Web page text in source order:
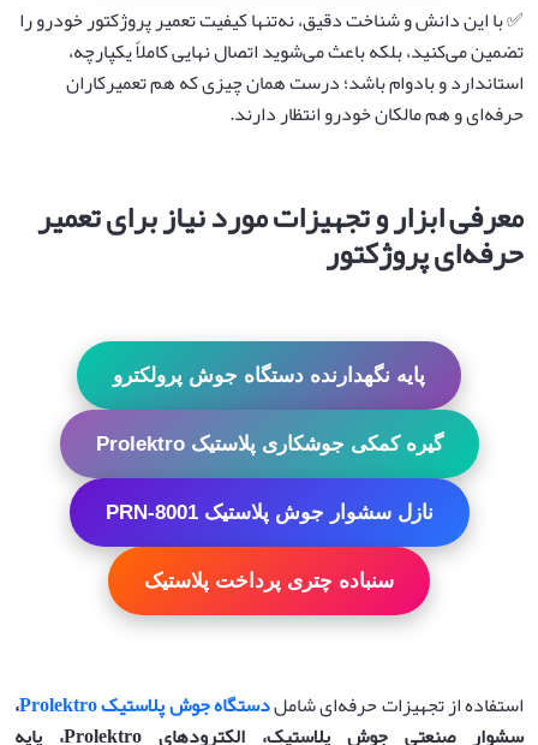
✅ با این دانش و شناخت دقیق، نه‌تنها کیفیت تعمیر پروژکتور خودرو را
تضمین می‌کنید، بلکه باعث می‌شوید اتصال نهایی کاملاً یکپارچه،
استاندارد و بادوام باشد؛ درست همان چیزی که هم تعمیرکاران
حرفه‌ای و هم مالکان خودرو انتظار دارند.
معرفی ابزار و تجهیزات مورد نیاز برای تعمیر
حرفه‌ای پروژکتور
پایه نگهدارنده دستگاه جوش پرولکترو
گیره کمکی جوشکاری پلاستیک Prolektro
نازل سشوار جوش پلاستیک PRN-8001
سنباده چتری پرداخت پلاستیک
استفاده از تجهیزات حرفه‌ای شاملدستگاه جوش پلاستیک Prolektro
،
سشوار صنعتی جوش پلاستیک، الکترودهای
، پایه